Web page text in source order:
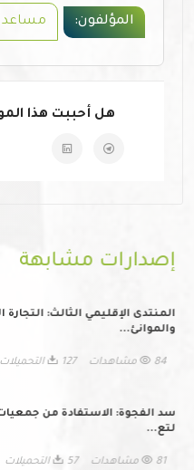
المؤلفون: مساعد
هل أحببت هذا
إصدارات مشابهة
المنتدى الإقليمي الثالث: التجارة
والموانئ...
84 مشاهدات 127 التحميلات
سد الفجوة: الاستفادة من جمعيات
لتع...
81 مشاهدات 57 التحميلات